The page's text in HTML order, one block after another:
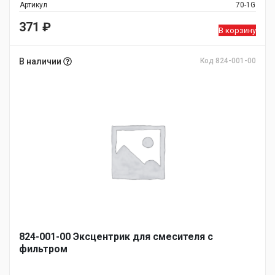
Артикул 70-1G
371 ₽ В корзину
В наличии Код 824-001-00
824-001-00 Эксцентрик для смесителя с
фильтром